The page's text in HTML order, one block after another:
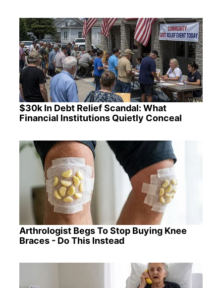
$30k In Debt Relief Scandal: What
Financial Institutions Quietly Conceal
Arthrologist Begs To Stop Buying Knee
Braces - Do This Instead